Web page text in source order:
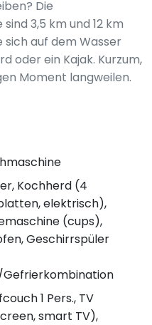
Die
3,5 km und 12 km
auf dem Wasser
oder ein Kajak. Kurzum,
Moment langweilen.
Kochherd (4
elektrisch),
(cups),
Geschirrspüler
1 Pers., TV
smart TV),